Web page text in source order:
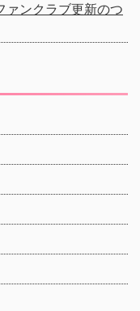
ァンクラブ更新のつ